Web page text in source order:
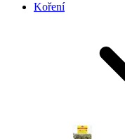
Koření